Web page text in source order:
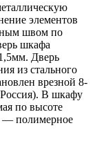
элементов
швом по
шкафа
Дверь
из стального
врезной 8-
В шкафу
по высоте
— полимерное